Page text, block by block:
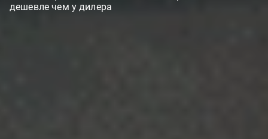
дешевле чем у дилера